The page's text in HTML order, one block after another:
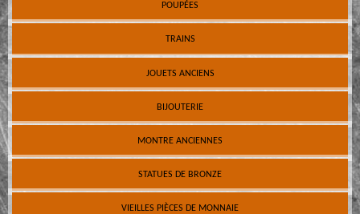
POUPÉES
TRAINS
JOUETS ANCIENS
BIJOUTERIE
MONTRE ANCIENNES
STATUES DE BRONZE
VIEILLES PIÈCES DE MONNAIE